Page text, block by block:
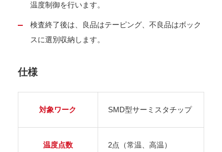
温度制御を行います。
検査終了後は、良品はテーピング、不良品はボック
スに選別収納します。
仕様
対象ワーク SMD型サーミスタチップ
温度点数 2点（常温、高温）